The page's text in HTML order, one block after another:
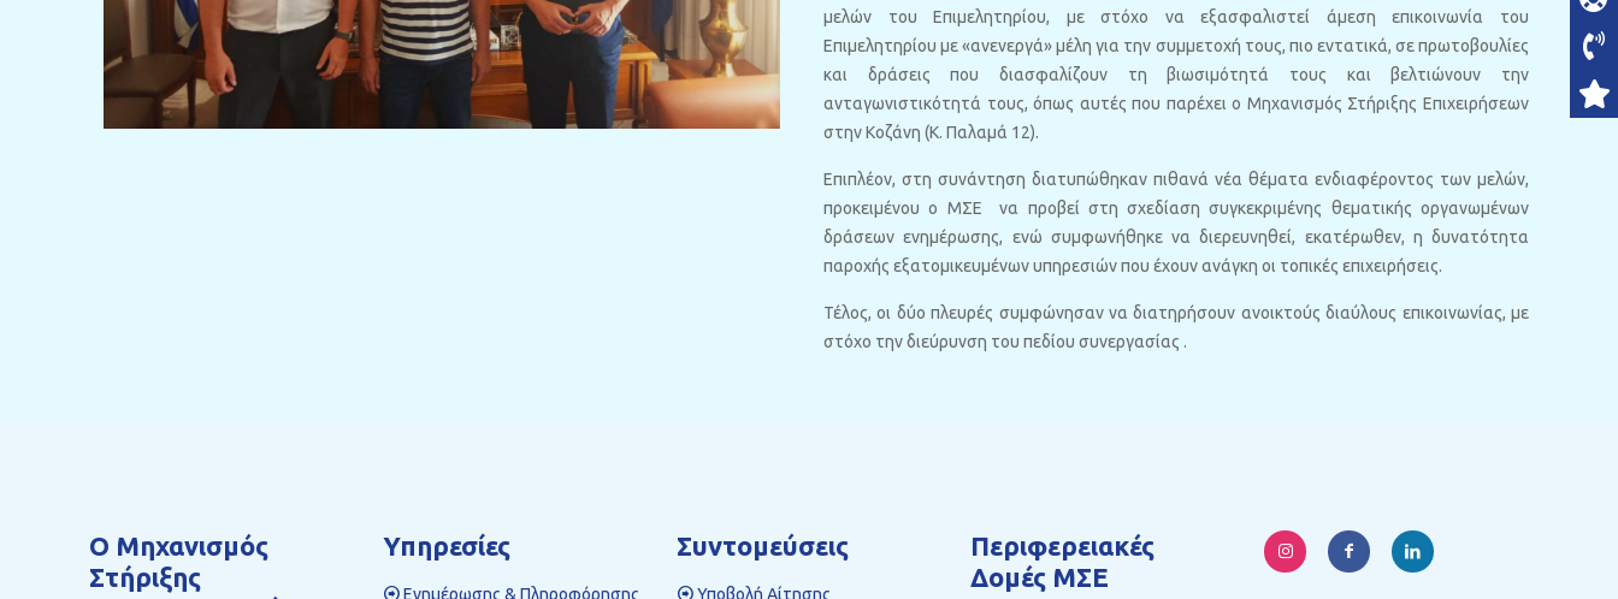
μελών του Επιμελητηρίου, με στόχο να εξασφαλιστεί άμεση επικοινωνία του
Επιμελητηρίου με «ανενεργά» μέλη για την συμμετοχή τους, πιο εντατικά, σε πρωτοβουλίες
και δράσεις που διασφαλίζουν τη βιωσιμότητά τους και βελτιώνουν την
ανταγωνιστικότητά τους, όπως αυτές που παρέχει ο Μηχανισμός Στήριξης Επιχειρήσεων
στην Κοζάνη (Κ. Παλαμά 12).
Επιπλέον, στη συνάντηση διατυπώθηκαν πιθανά νέα θέματα ενδιαφέροντος των μελών,
προκειμένου ο ΜΣΕ να προβεί στη σχεδίαση συγκεκριμένης θεματικής οργανωμένων
δράσεων ενημέρωσης, ενώ συμφωνήθηκε να διερευνηθεί, εκατέρωθεν, η δυνατότητα
παροχής εξατομικευμένων υπηρεσιών που έχουν ανάγκη οι τοπικές επιχειρήσεις.
Τέλος, οι δύο πλευρές συμφώνησαν να διατηρήσουν ανοικτούς διαύλους επικοινωνίας, με
στόχο την διεύρυνση του πεδίου συνεργασίας .
Ο Mηχανισμός
Στήριξης
Υπηρεσίες
Ενημέρωσης & Πληροφόρησης
Συντομεύσεις
Υποβολή Αίτησης
Περιφερειακές
Δομές ΜΣΕ